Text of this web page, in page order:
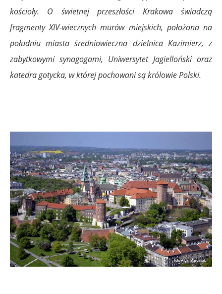
kościoły. O świetnej przeszłości Krakowa świadczą
fragmenty XIV-wiecznych murów miejskich, położona na
południu miasta średniowieczna dzielnica Kazimierz, z
zabytkowymi synagogami, Uniwersytet Jagielloński oraz
katedra gotycka, w której pochowani są królowie Polski.